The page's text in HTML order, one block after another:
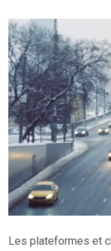
Les plateformes et